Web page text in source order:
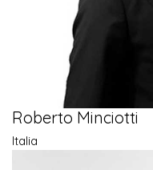
Roberto Minciotti
Italia